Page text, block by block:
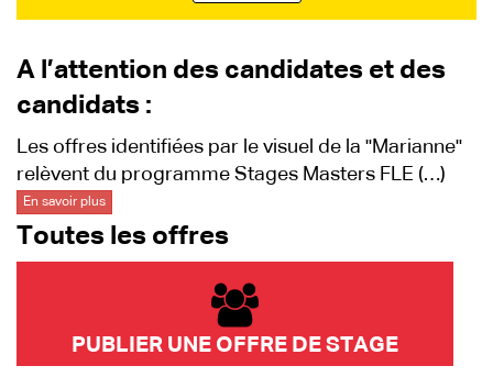
A l’attention des candidates et des
candidats :
Les offres identifiées par le visuel de la "Marianne"
relèvent du programme Stages Masters FLE (…)
En savoir plus
Toutes les offres
PUBLIER UNE OFFRE DE STAGE